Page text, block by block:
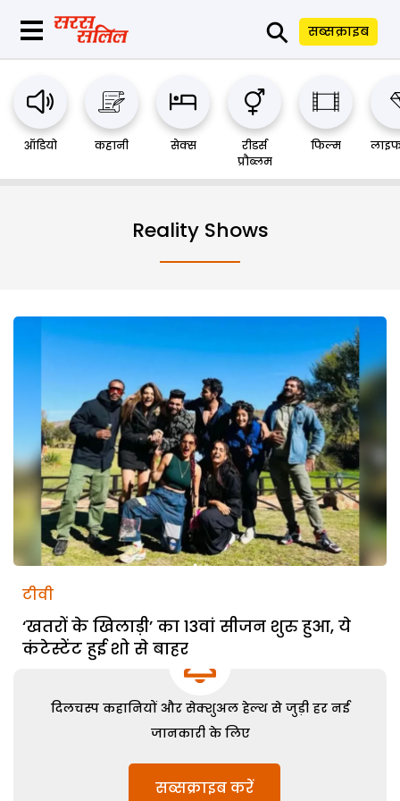
⚲ सब्सक्राइब
ऑडियो कहानी सेक्स
रीडर्स
प्रौब्लम
फिल्म
Reality Shows
टीवी
‘खतरों के खिलाड़ी’ का 13वां सीजन शुरु हुआ, ये
कंटेस्टेंट हुई शो से बाहर
दिलचस्प कहानियों और सेक्शुअल हेल्थ से जुड़ी हर नई
जानकारी के लिए
सब्सक्राइब करें